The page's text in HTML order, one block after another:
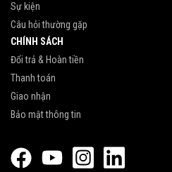
Sự kiện
Câu hỏi thường gặp
CHÍNH SÁCH
Đổi trả & Hoàn tiền
Thanh toán
Giao nhận
Bảo mật thông tin